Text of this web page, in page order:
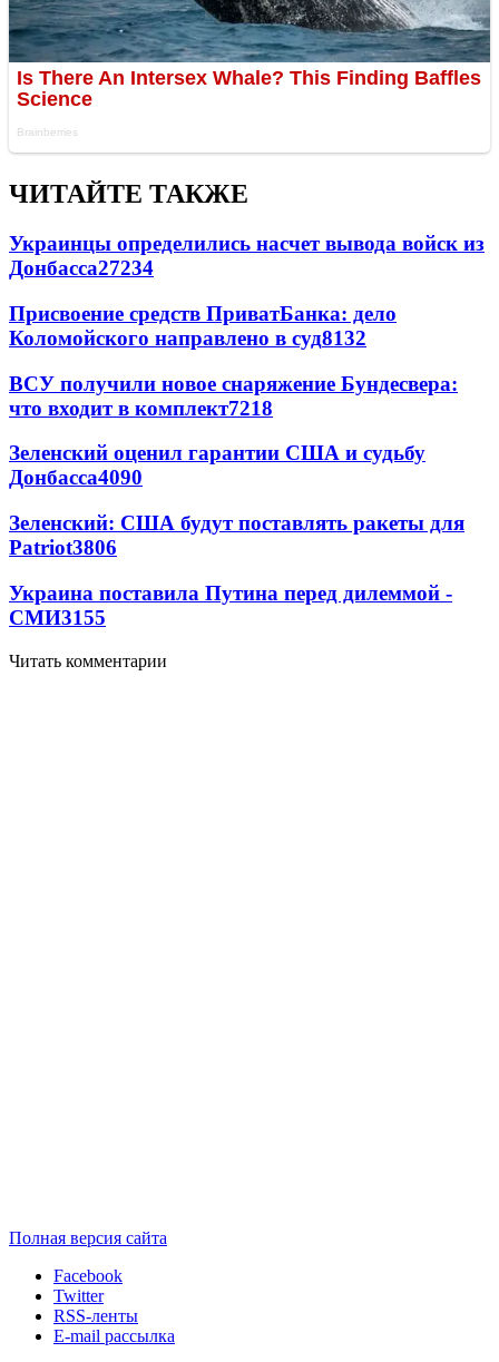
ЧИТАЙТЕ ТАКЖЕ
Украинцы определились насчет вывода войск из
Донбасса27234
Присвоение средств ПриватБанка: дело
Коломойского направлено в суд8132
ВСУ получили новое снаряжение Бундесвера:
что входит в комплект7218
Зеленский оценил гарантии США и судьбу
Донбасса4090
Зеленский: США будут поставлять ракеты для
Patriot3806
Украина поставила Путина перед дилеммой -
СМИ3155
Читать комментарии
Полная версия сайта
Facebook
Twitter
RSS-ленты
E-mail рассылка